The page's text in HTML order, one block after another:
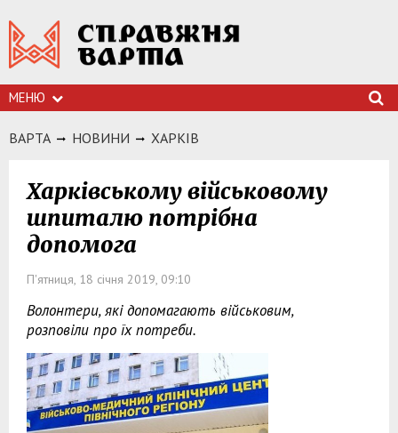
МЕНЮ
ВАРТА НОВИНИ ХАРКIВ
Харківському військовому
шпиталю потрібна
допомога
П'ятниця, 18 січня 2019, 09:10
Волонтери, які допомагають військовим,
розповіли про їх потреби.